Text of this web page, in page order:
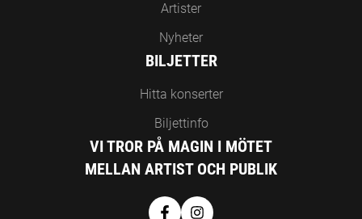
Artister
Nyheter
BILJETTER
Hitta konserter
Biljettinfo
VI TROR PÅ MAGIN I MÖTET
MELLAN ARTIST OCH PUBLIK